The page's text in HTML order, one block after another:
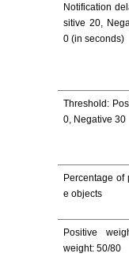
Notification
sitive 20,
0 (in seconds)
Threshold:
0, Negative 30
Percentage of
e objects
Positive
weight: 50/80